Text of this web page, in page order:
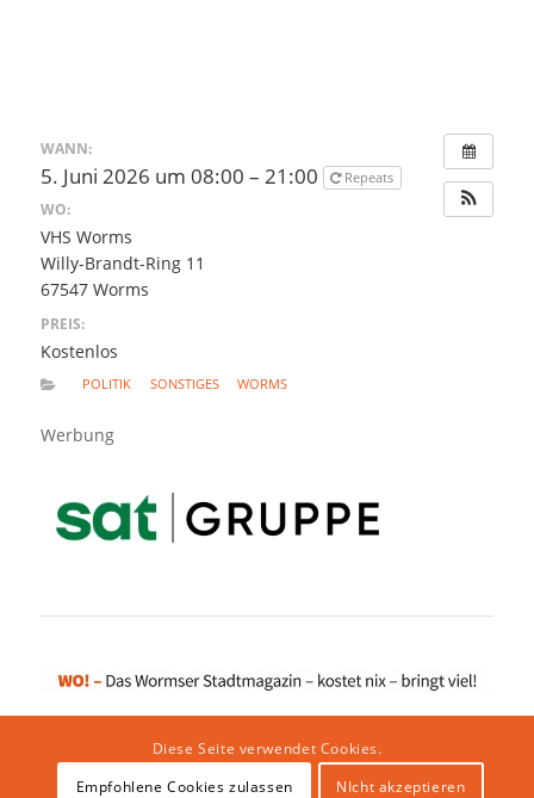
WANN:
5. Juni 2026 um 08:00 – 21:00 Repeats
WO:
VHS Worms
Willy-Brandt-Ring 11
67547 Worms
PREIS:
Kostenlos
POLITIK SONSTIGES WORMS
Werbung
Diese Seite verwendet Cookies.
Empfohlene Cookies zulassen
NIcht akzeptieren